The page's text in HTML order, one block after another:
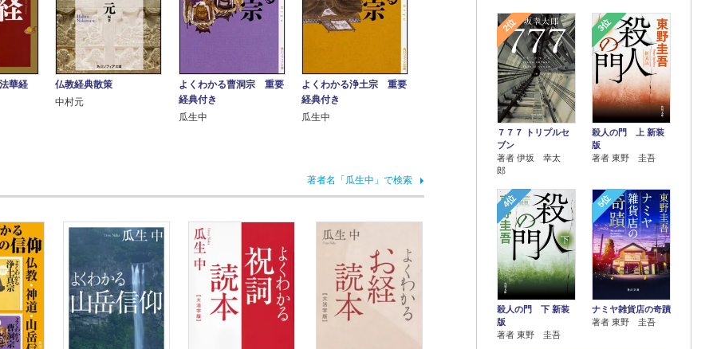
2位
７７７ トリプルセ
ブン
著者 伊坂 幸太
郎
3位
殺人の門 上 新装
版
著者 東野 圭吾
4位
殺人の門 下 新装
版
著者 東野 圭吾
5位
ナミヤ雑貨店の奇蹟
著者 東野 圭吾
華経
仏教経典散策
中村元
よくわかる曹洞宗 重要
経典付き
瓜生中
よくわかる浄土宗 重要
経典付き
瓜生中
著者名「瓜生中」で検索